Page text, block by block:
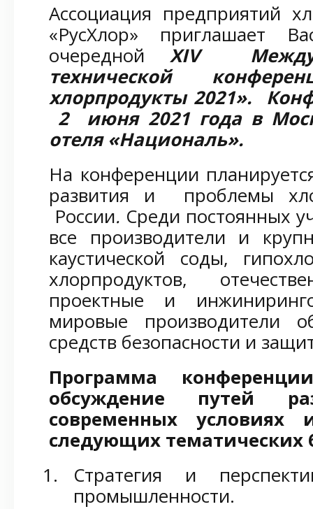
Ассоциация предприятий
«РусХлор» приглашает
очереднойХIV
технической
хлорпродукты 2021».
2 июня 2021 года в
отеля «Националь».
На конференции
развития и проблемы
России. Среди постоянных
все производители и
каустической соды,
хлорпродуктов,
проектные и
мировые производители
средств безопасности и
Программа
обсуждение путей
современных условиях
следующих тематических
Стратегия и
промышленности.